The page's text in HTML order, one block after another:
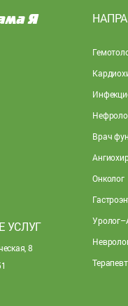
УСЛУГ
8
Врач
Онколог
Терапевт